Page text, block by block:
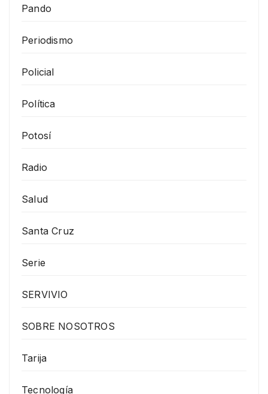
Pando
Periodismo
Policial
Política
Potosí
Radio
Salud
Santa Cruz
Serie
SERVIVIO
SOBRE NOSOTROS
Tarija
Tecnología